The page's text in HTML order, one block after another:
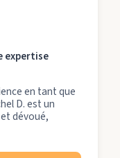
expertise
en tant que
D. est un
dévoué,